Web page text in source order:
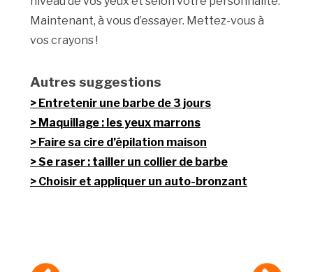
Maintenant, à vous d’essayer. Mettez-vous à
vos crayons !
Autres suggestions
Entretenir une barbe de 3 jours
Maquillage : les yeux marrons
Faire sa cire d’épilation maison
Se raser : tailler un collier de barbe
Choisir et appliquer un auto-bronzant